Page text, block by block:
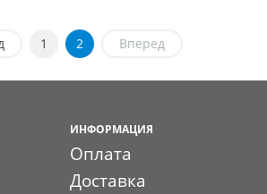
1 2 Вперед
ИНФОРМАЦИЯ
Оплата
Доставка